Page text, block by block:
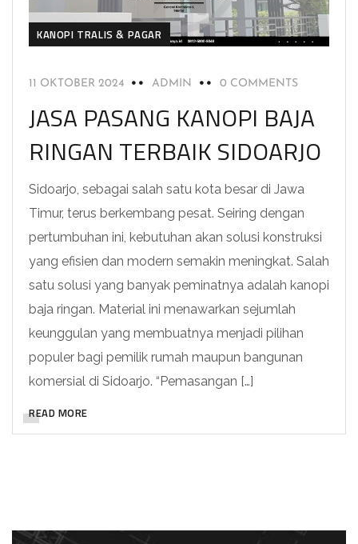
KANOPI TRALIS & PAGAR
11 OKTOBER 2024 ADMIN 0 COMMENTS
JASA PASANG KANOPI BAJA
RINGAN TERBAIK SIDOARJO
Sidoarjo, sebagai salah satu kota besar di Jawa
Timur, terus berkembang pesat. Seiring dengan
pertumbuhan ini, kebutuhan akan solusi konstruksi
yang efisien dan modern semakin meningkat. Salah
satu solusi yang banyak peminatnya adalah kanopi
baja ringan. Material ini menawarkan sejumlah
keunggulan yang membuatnya menjadi pilihan
populer bagi pemilik rumah maupun bangunan
komersial di Sidoarjo. “Pemasangan […]
READ MORE